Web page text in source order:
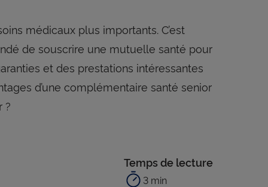
médicaux plus importants. C’est
de souscrire une mutuelle santé pour
et des prestations intéressantes
d’une complémentaire santé senior
?
Temps de lecture
3 min